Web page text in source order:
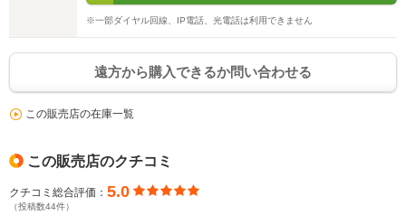
※一部ダイヤル回線、IP電話、光電話は利用できません
遠方から購入できるか問い合わせる
この販売店の在庫一覧
この販売店のクチコミ
クチコミ総合評価： 5.0
（投稿数44件）